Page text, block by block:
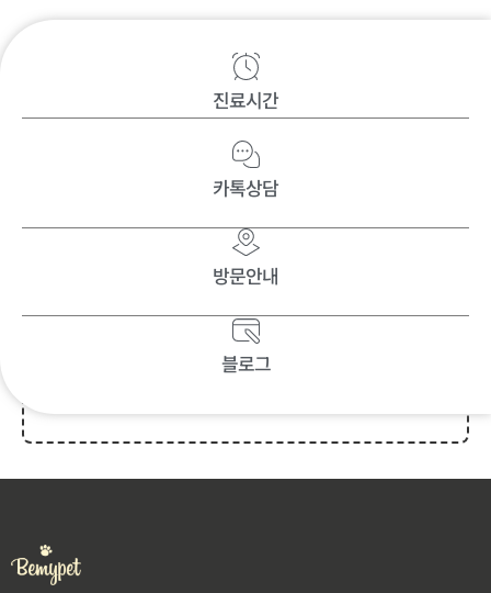
안녕하세요!
Bemypet Sites. This is your first post. Edit
bemypet
진료시간
카톡상담
방문안내
블로그